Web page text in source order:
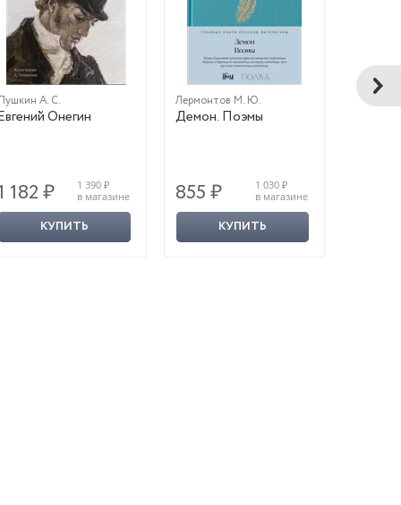
А. С.
Онегин
182 ₽
1 390 ₽
в магазине
КУПИТЬ
Лермонтов М. Ю.
Демон. Поэмы
855 ₽
1 030 ₽
в магазине
КУПИТЬ
Есенин